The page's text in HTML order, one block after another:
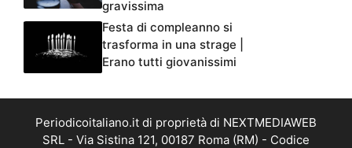
gravissima
Festa di compleanno si
trasforma in una strage |
Erano tutti giovanissimi
Periodicoitaliano.it di proprietà di NEXTMEDIAWEB
SRL - Via Sistina 121, 00187 Roma (RM) - Codice